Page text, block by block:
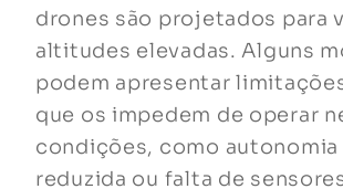
drones são projetados para
altitudes elevadas. Alguns
podem apresentar
que os impedem de operar
condições, como autonomia
reduzida ou falta de